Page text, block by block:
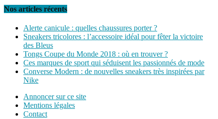
Nos articles récents
Alerte canicule : quelles chaussures porter ?
Sneakers tricolores : l’accessoire idéal pour fêter la victoire
des Bleus
Tongs Coupe du Monde 2018 : où en trouver ?
Ces marques de sport qui séduisent les passionnés de mode
Converse Modern : de nouvelles sneakers très inspirées par
Nike
Annoncer sur ce site
Mentions légales
Contact